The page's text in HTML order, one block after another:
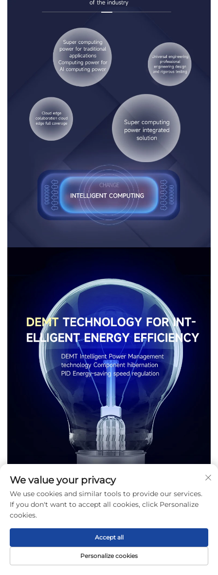
Trang Chủ Sản phẩm Giới thiệu Liên hệ
We value your privacy
We use cookies and similar tools to provide our services.
If you don't want to accept all cookies, click Personalize
cookies.
Personalize cookies
Accept all